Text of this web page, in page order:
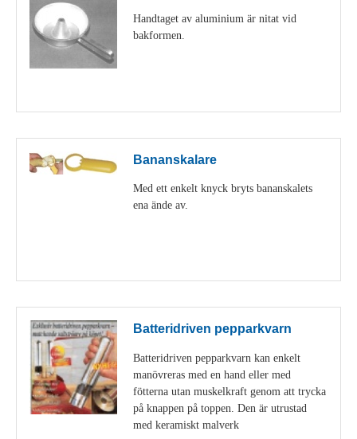
Handtaget av aluminium är nitat vid
bakformen.
Bananskalare
Med ett enkelt knyck bryts bananskalets
ena ände av.
Batteridriven pepparkvarn
Batteridriven pepparkvarn kan enkelt
manövreras med en hand eller med
fötterna utan muskelkraft genom att trycka
på knappen på toppen. Den är utrustad
med keramiskt malverk